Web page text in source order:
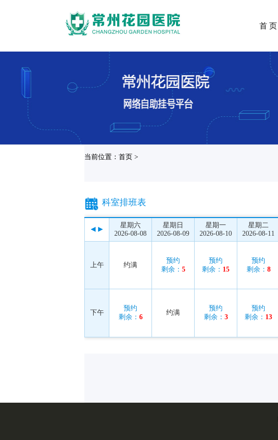
首 页
当前位置：首页 >
科室排班表
星期六
2026-08-08
星期日
2026-08-09
星期一
2026-08-10
星期二
2026-08-11
上午 约满
预约
剩余： 5
预约
剩余： 15
预约
剩余： 8
下午
预约
剩余： 6
约满
预约
剩余： 3
预约
剩余： 13